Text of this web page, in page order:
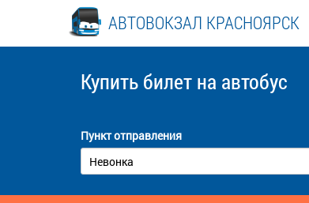
АВТОВОКЗАЛ КРАСНОЯРСК
Купить билет на автобус
Пункт отправления